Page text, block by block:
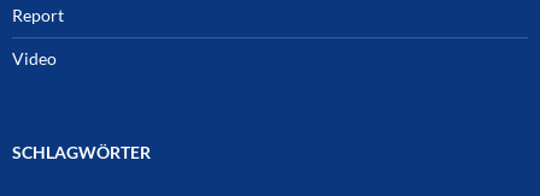
Report
Video
SCHLAGWÖRTER